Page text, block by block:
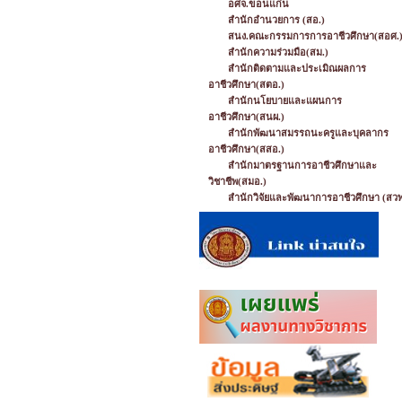
อศจ.ขอนแก่น
สำนักอำนวยการ (สอ.)
สนง.คณะกรรมการการอาชีวศึกษา(สอศ.)
สำนักความร่วมมือ(สม.)
สำนักติดตามและประเมิณผลการ
อาชีวศึกษา(สตอ.)
สำนักนโยบายและแผนการ
อาชีวศึกษา(สนผ.)
สำนักพัฒนาสมรรถนะครูและบุคลากร
อาชีวศึกษา(สสอ.)
สำนักมาตรฐานการอาชีวศึกษาและ
วิชาชีพ(สมอ.)
สำนักวิจัยและพัฒนาการอาชีวศึกษา (สว